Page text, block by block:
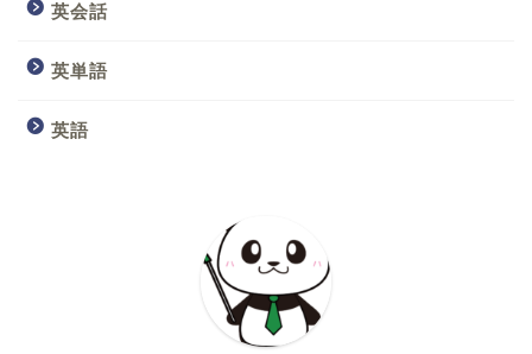
英会話
英単語
英語